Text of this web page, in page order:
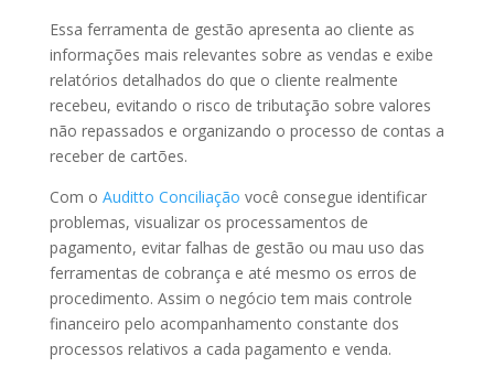
Essa ferramenta de gestão apresenta ao cliente as
informações mais relevantes sobre as vendas e exibe
relatórios detalhados do que o cliente realmente
recebeu, evitando o risco de tributação sobre valores
não repassados e organizando o processo de contas a
receber de cartões.
Com o Auditto Conciliação você consegue identificar
problemas, visualizar os processamentos de
pagamento, evitar falhas de gestão ou mau uso das
ferramentas de cobrança e até mesmo os erros de
procedimento. Assim o negócio tem mais controle
financeiro pelo acompanhamento constante dos
processos relativos a cada pagamento e venda.